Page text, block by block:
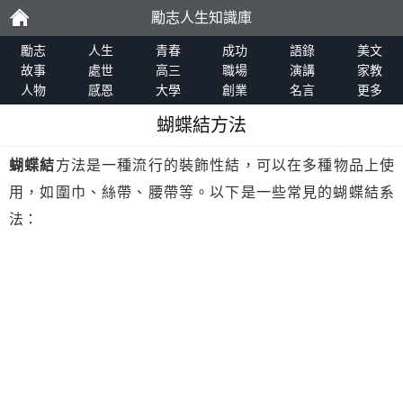
勵
志
勵志人生知識庫
勵志 人生 青春 成功 語錄
美文
故事
處世 高三 職場 演講
家教
人物
感恩 大學 創業 名言 更多
蝴蝶結方法
蝴蝶結方法是一種流行的裝飾性結，可以在多種物品上使
用，如圍巾、絲帶、腰帶等。以下是一些常見的蝴蝶結系
法：